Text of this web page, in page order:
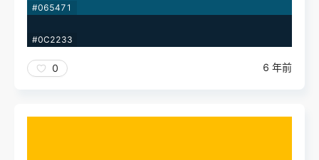
#065471
#0C2233
0 6 年前